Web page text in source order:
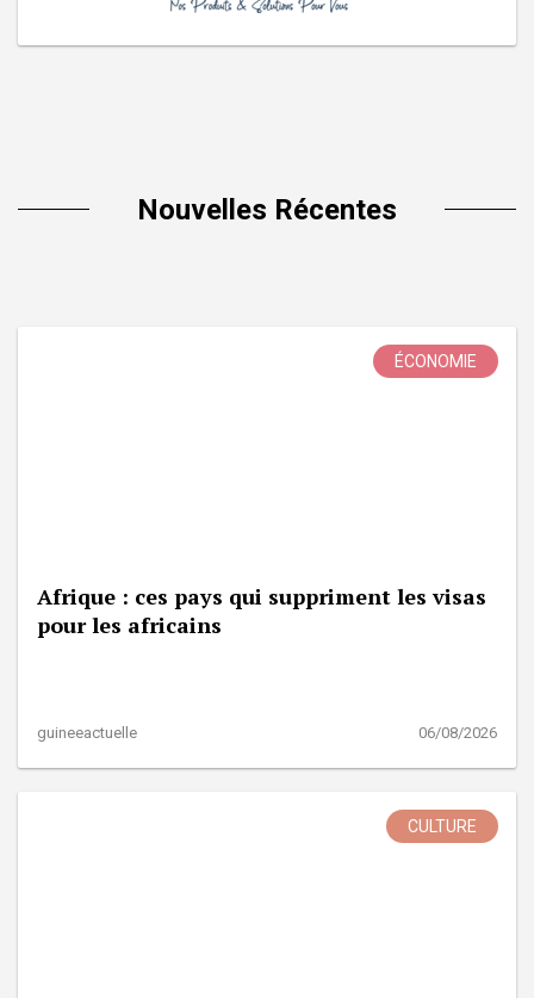
Nouvelles Récentes
ÉCONOMIE
Afrique : ces pays qui suppriment les visas
pour les africains
guineeactuelle 06/08/2026
CULTURE